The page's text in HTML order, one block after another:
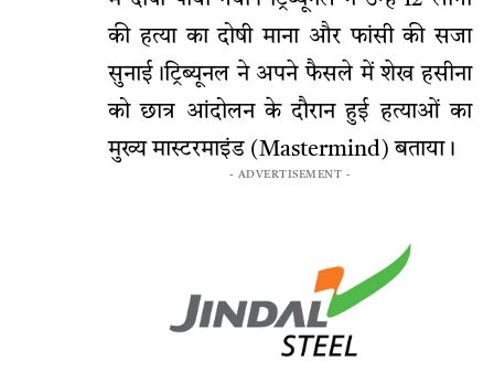
की हत्या का दोषी माना और फांसी की सजा
सुनाई।ट्रिब्यूनल ने अपने फैसले में शेख हसीना
को छात्र आंदोलन के दौरान हुई हत्याओं का
मुख्य मास्टरमाइंड (Mastermind) बताया।
- ADVERTISEMENT -